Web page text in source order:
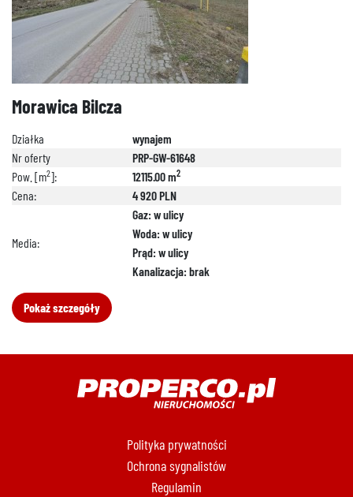
Morawica Bilcza
Działka
wynajem
Nr oferty
PRP-GW-61648
Pow. [m2]: 12115.00 m2
Cena: 4 920 PLN
Media:
Gaz: w ulicy
Woda: w ulicy
Prąd: w ulicy
Kanalizacja: brak
Pokaż szczegóły
Polityka prywatności
Ochrona sygnalistów
Regulamin